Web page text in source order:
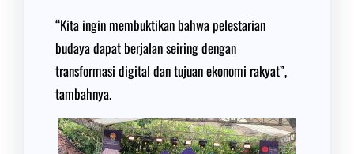
“Kita ingin membuktikan bahwa pelestarian
budaya dapat berjalan seiring dengan
transformasi digital dan tujuan ekonomi rakyat”,
tambahnya.